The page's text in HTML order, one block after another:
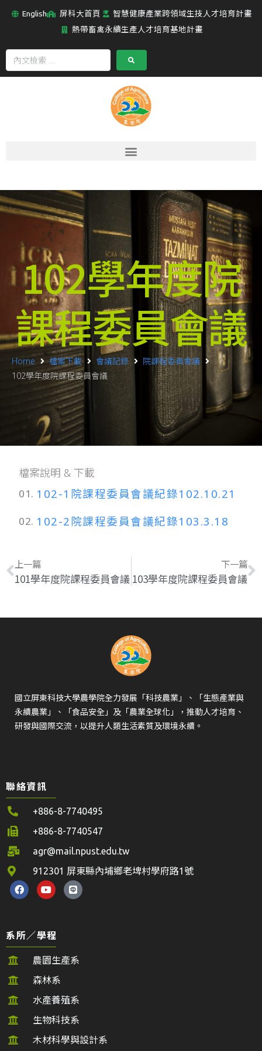
English 屏科大首頁
智慧健康產業跨領域生技人才培育計畫
熱帶畜禽永續生產人才培育基地計畫
102學年度院
課程委員會議
Home 檔案下載 會議記錄
院課程委員會議
102學年度院課程委員會議
檔案說明 & 下載
01. 102-1院課程委員會議紀錄102.10.21
02. 102-2院課程委員會議紀錄103.3.18
上一篇
101學年度院課程委員會議
下一篇
103學年度院課程委員會議
國立屏東科技大學農學院全力發展「科技農業」、「生態產業與
永續農業」、「食品安全」及「農業全球化」，推動人才培育、
研發與國際交流，以提升人類生活素質及環境永續。
聯絡資訊
+886-8-7740495
+886-8-7740547
agr@mail.npust.edu.tw
912301 屏東縣內埔鄉老埤村學府路1號
系所／學程
農園生產系
森林系
水產養殖系
生物科技系
木材科學與設計系